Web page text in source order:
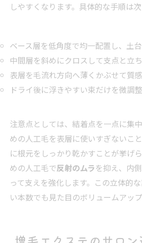
しやすくなります。具体的な手順は次
ベース層を低角度で均一配置し、土
中間層を斜めにクロスして支点と立
表層を毛流れ方向へ薄くかぶせて質
ドライ後に浮きやすい束だけを微調
注意点としては、結着点を一点に集
めの人工毛を表層に使いすぎないこ
に根元をしっかり乾かすことが挙げ
めの人工毛で反射のムラを抑え、内
って支えを強化します。この立体的
い本数でも見た目のボリュームアッ